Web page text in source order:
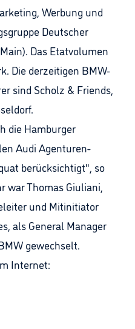
Werbung und
Deutscher
Das Etatvolumen
Die derzeitigen BMW-
sind Scholz & Friends,
die Hamburger
Audi Agenturen-
berücksichtigt", so
war Thomas Giuliani,
und Mitinitiator
als General Manager
gewechselt.
Internet: